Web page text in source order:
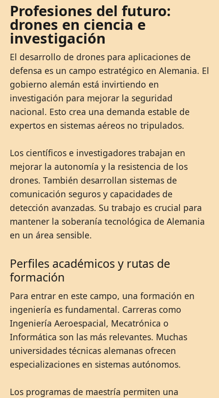
Profesiones del futuro:
drones en ciencia e
investigación
El desarrollo de drones para aplicaciones de
defensa es un campo estratégico en Alemania. El
gobierno alemán está invirtiendo en
investigación para mejorar la seguridad
nacional. Esto crea una demanda estable de
expertos en sistemas aéreos no tripulados.
Los científicos e investigadores trabajan en
mejorar la autonomía y la resistencia de los
drones. También desarrollan sistemas de
comunicación seguros y capacidades de
detección avanzadas. Su trabajo es crucial para
mantener la soberanía tecnológica de Alemania
en un área sensible.
Perfiles académicos y rutas de
formación
Para entrar en este campo, una formación en
ingeniería es fundamental. Carreras como
Ingeniería Aeroespacial, Mecatrónica o
Informática son las más relevantes. Muchas
universidades técnicas alemanas ofrecen
especializaciones en sistemas autónomos.
Los programas de maestría permiten una